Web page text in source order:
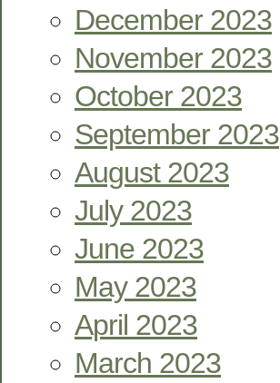
December 2023
November 2023
October 2023
September 2023
August 2023
July 2023
June 2023
May 2023
April 2023
March 2023